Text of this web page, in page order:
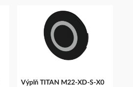
Výplň TITAN M22-XD-S-X0